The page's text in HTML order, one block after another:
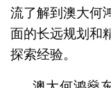
流了解到澳大何
面的长远规划和
探索经验。